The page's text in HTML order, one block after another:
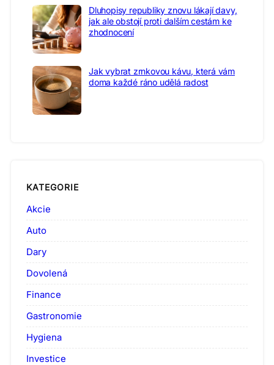
Dluhopisy republiky znovu lákají davy,
jak ale obstojí proti dalším cestám ke
zhodnocení
Jak vybrat zrnkovou kávu, která vám
doma každé ráno udělá radost
KATEGORIE
Akcie
Auto
Dary
Dovolená
Finance
Gastronomie
Hygiena
Investice